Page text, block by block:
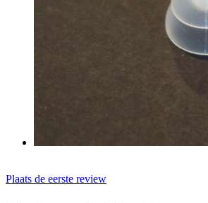
Plaats de eerste review